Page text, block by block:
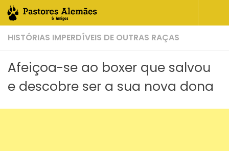
Skip to content
HISTÓRIAS IMPERDÍVEIS DE OUTRAS RAÇAS
Afeiçoa-se ao boxer que salvou
e descobre ser a sua nova dona